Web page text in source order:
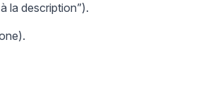
la description”).